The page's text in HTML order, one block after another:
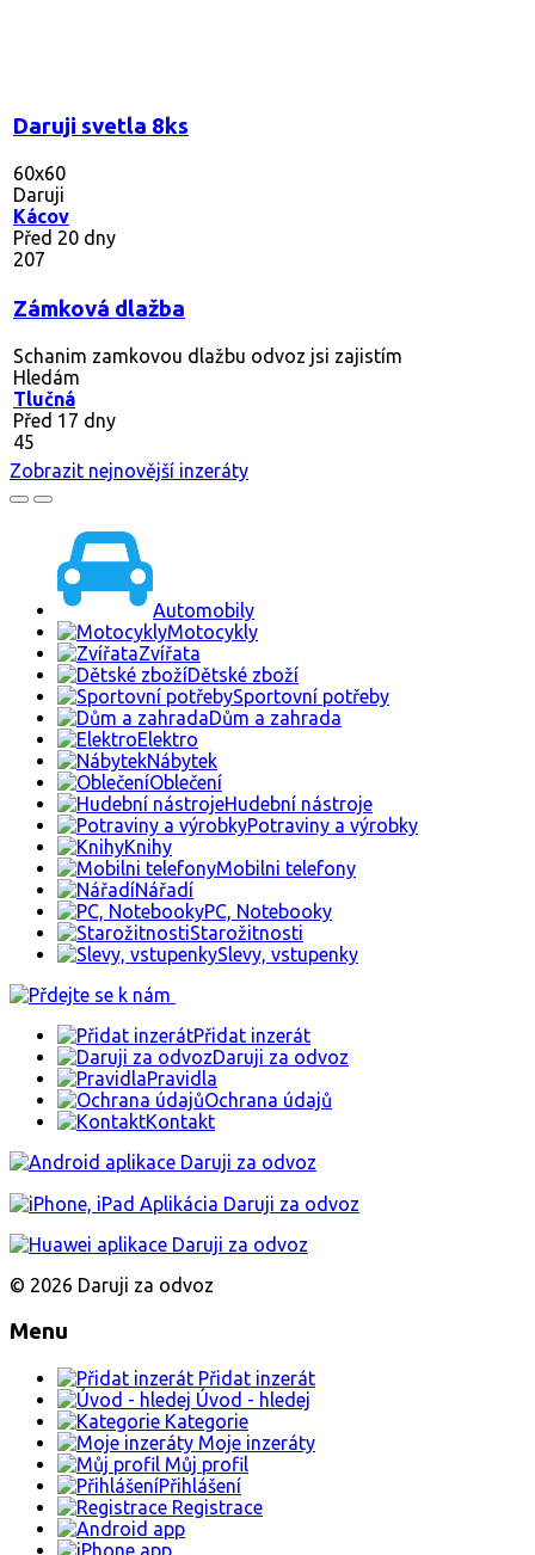
Daruji svetla 8ks
60x60
Daruji
Kácov
Před 20 dny
207
Zámková dlažba
Schanim zamkovou dlažbu odvoz jsi zajistím
Hledám
Tlučná
Před 17 dny
45
Zobrazit nejnovější inzeráty
Automobily
Motocykly
Zvířata
Dětské zboží
Sportovní potřeby
Dům a zahrada
Elektro
Nábytek
Oblečení
Hudební nástroje
Potraviny a výrobky
Knihy
Mobilni telefony
Nářadí
PC, Notebooky
Starožitnosti
Slevy, vstupenky
Přidat inzerát
Daruji za odvoz
Pravidla
Ochrana údajů
Kontakt
© 2026 Daruji za odvoz
Menu
Přidat inzerát
Úvod - hledej
Kategorie
Moje inzeráty
Můj profil
Přihlášení
Registrace